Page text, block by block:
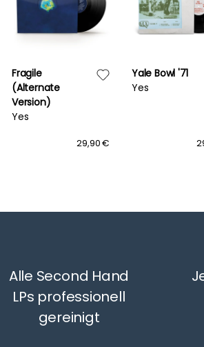
Fragile
(Alternate
Version)
Yes
29,90 €
Yale Bowl '71
Yes
Alle Second Hand
LPs professionell
gereinigt